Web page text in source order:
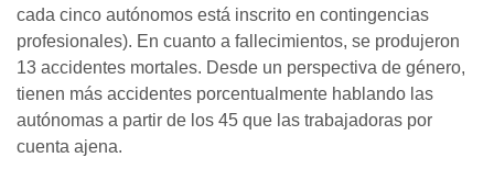
cada cinco autónomos está inscrito en contingencias
profesionales). En cuanto a fallecimientos, se produjeron
13 accidentes mortales. Desde un perspectiva de género,
tienen más accidentes porcentualmente hablando las
autónomas a partir de los 45 que las trabajadoras por
cuenta ajena.